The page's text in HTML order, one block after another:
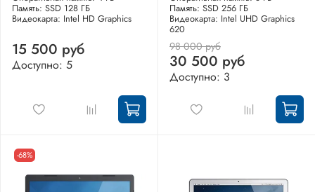
Память: SSD 128 ГБ
Видеокарта: Intel HD Graphics
15 500 руб
Доступно: 5
Память: SSD 256 ГБ
Видеокарта: Intel UHD Graphics
620
98 000 руб
30 500 руб
Доступно: 3
-68%